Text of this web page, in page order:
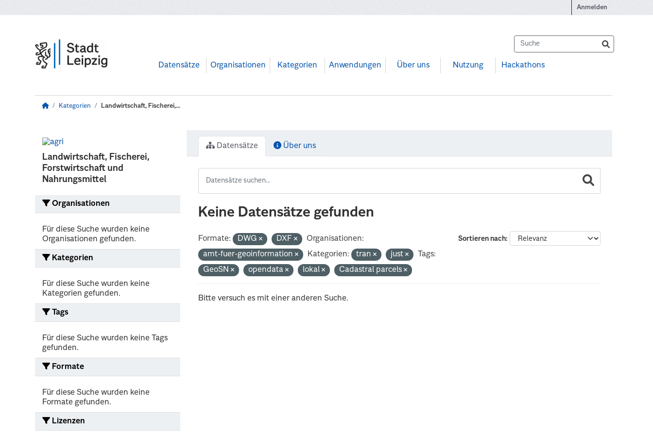
Anmelden
Datensätze Organisationen Kategorien Anwendungen Über uns Nutzung Hackathons
Kategorien Landwirtschaft, Fischerei,...
Landwirtschaft, Fischerei,
Forstwirtschaft und
Nahrungsmittel
Organisationen
Für diese Suche wurden keine
Organisationen gefunden.
Kategorien
Für diese Suche wurden keine
Kategorien gefunden.
Tags
Für diese Suche wurden keine Tags
gefunden.
Formate
Für diese Suche wurden keine
Formate gefunden.
Lizenzen
Datensätze Über uns
Keine Datensätze gefunden
Sortieren nach
Formate: DWG DXF
Organisationen:
amt-fuer-geoinformation
Kategorien: tran just
Tags:
GeoSN
opendata lokal Cadastral parcels
Bitte versuch es mit einer anderen Suche.